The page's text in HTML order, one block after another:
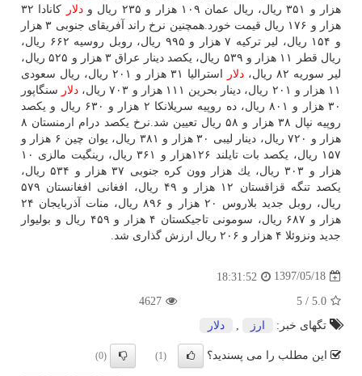
هزار و ۳۵۱ ریال، ریال عمان ۱۰۹ هزار و ۲۳۵ ریال و
دلار
كانادا ۳۲
هزار و ۱۷۶ ریال قیمت خورد.همچنین نرخ راند آفریقای جنوبی ۳ هزار
و ۱۵۴ ریال، لیر تركیه ۷ هزار و ۹۹۵ ریال، روبل روسیه ۶۶۲ ریال،
ریال قطر ۱۱ هزار و ۵۳۹ ریال، یكصد دینار عراق ۳ هزار و ۵۲۵ ریال،
لیر سوریه ۸۲ ریال،
دلار
استرالیا ۳۱ هزار و ۲۰۱ ریال، ریال سعودی
۱۱ هزار و ۲۰۱ ریال، دینار بحرین ۱۱۱ هزار و ۷۰۳ ریال،
دلار سنگاپور
۳۰ هزار و ۸۰۱ ریال، ده روپیه سریلانكا ۲ هزار و ۶۳۰ ریال و یكصد
روپیه نپال ۳۸ هزار و ۵۸ ریال تعیین شد.نرخ یكصد درام ارمنستان ۸
هزار و ۷۲۰ ریال، دینار لیبی ۳۰ هزار و ۳۸۱ ریال، یوان چین ۶ هزار و
۱۵۷ ریال، یكصد بات تایلند ۱۲۶هزار و ۳۶۱ ریال، رینگیت مالزی ۱۰
هزار و ۳۰۳ ریال، یك هزار وون كره جنوبی ۳۷ هزار و ۵۳۴ ریال،
یكصد تنگه قزاقستان ۱۲ هزار و ۴۹ ریال، افغانی افغانستان ۵۷۹
ریال، روبل جدید بلاروس ۲۰ هزار و ۸۹۶ ریال، منات آذربایجان ۲۴
هزار و ۶۸۷ ریال، سومونی تاجیكستان ۴ هزار و ۴۵۹ ریال و بولیوار
جدید ونزوئلا ۴ هزار و ۲۰۶ ریال ارزش گذاری شد.
1397/05/18
18:31:52
5.0
/
5
4627
تگهای خبر:
ارز دلار
این مطلب را می پسندید؟ (1)
(0)